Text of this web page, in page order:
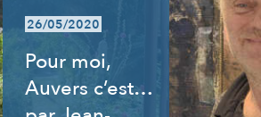
26/05/2020
Pour moi,
Auvers c’est…